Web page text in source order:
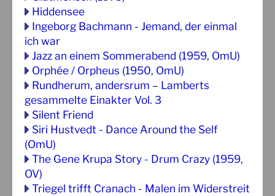
Hiddensee
Ingeborg Bachmann - Jemand, der einmal
ich war
Jazz an einem Sommerabend (1959, OmU)
Orphée / Orpheus (1950, OmU)
Rundherum, andersrum – Lamberts
gesammelte Einakter Vol. 3
Silent Friend
Siri Hustvedt - Dance Around the Self
(OmU)
The Gene Krupa Story - Drum Crazy (1959,
OV)
Triegel trifft Cranach - Malen im Widerstreit